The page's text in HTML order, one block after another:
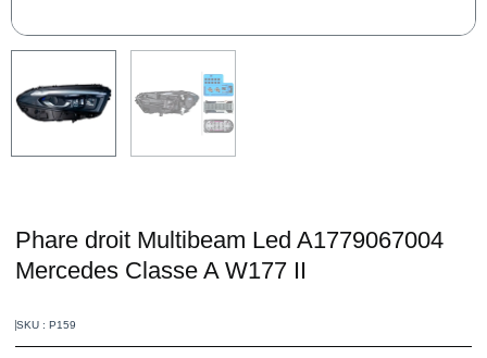
Phare droit Multibeam Led A1779067004
Mercedes Classe A W177 II
SKU : P159